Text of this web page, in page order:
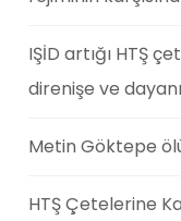
IŞİD artığı HTŞ
direnişe ve
Metin Göktepe
HTŞ Çetelerine